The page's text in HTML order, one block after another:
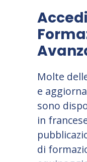
Molte
e
sono
in
di